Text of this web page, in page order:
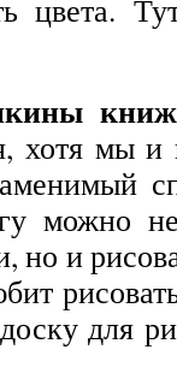
цвета.
хотя мы
можно не
но и
для